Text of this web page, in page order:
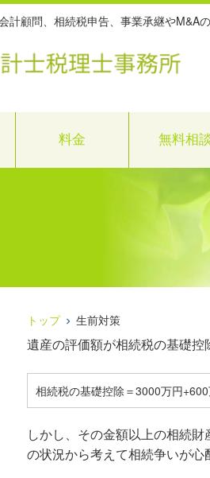
計顧問、相続税申告、事業承継やM&A
料金 無料相
トップ 生前対策
遺産の評価額が相続税の基礎控
相続税の基礎控除＝3000万円
しかし、その金額以上の相続
の状況から考えて相続争いが心